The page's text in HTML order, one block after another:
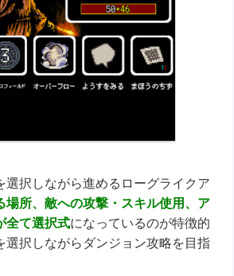
選択しながら進めるローグライクア
場所、敵への攻撃・スキル使用、ア
全て選択式になっているのが特徴的
選択しながらダンジョン攻略を目指